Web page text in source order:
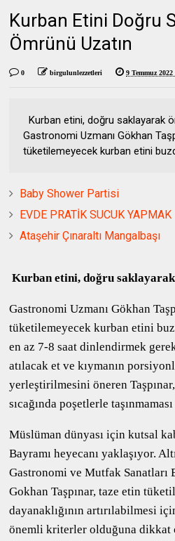
Kurban Etini Doğru
Ömrünü Uzatın
0 birgulunlezzetleri 9 Temmuz
Kurban etini, doğru saklayarak
Gastronomi Uzmanı Gökhan
tüketilemeyecek kurban etini
Baby Shower Partisi
EVDE PRATİK SUCUK YAPMAK
Ataşehir Çınaraltı Mangalbaşı
Kurban etini, doğru
Gastronomi Uzmanı Gökhan
tüketilemeyecek kurban etini
en az 7-8 saat dinlendirmek
atılacak et ve kıymanın
yerleştirilmesini öneren
sıcağında poşetlerle
Müslüman dünyası için kutsal
Bayramı heyecanı yaklaşıyor.
Gastronomi ve Mutfak
Gokhan Taşpınar, taze etin
dayanaklığının artırılabilmesi
önemli kriterler olduğuna dikkat